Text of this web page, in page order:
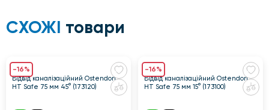
СХОЖІ товари
-16%
Відвід каналізаційний Ostendorf
HT Safe 75 мм 45° (173120)
-16%
Відвід каналізаційний Ostendorf
HT Safe 75 мм 15° (173100)